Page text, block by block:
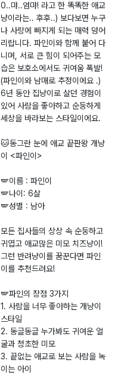
0..먀..엄먀! 라고 한 똑똑한 애교
냥이라는.. 후후..) 보다보면 누구
나 사랑에 빠지게 되는 매력 덩어
리랍니다. 파인이와 함께 붙어 다
니며, 서로 큰 힘이 되어주는 모
습은 보호소에서도 귀여움 폭발!
(파인이와 남매로 추정이에요 .)
6년 동안 집냥이로 살던 경험이
있어 사람을 좋아하고 순둥하게
세상을 바라보는 스타일이에요.
🐱동그란 눈에 애교 끝판왕 개냥
이 <파인이>
🪽이름 : 파인이
🪽나이: 6살
🪽성별 : 남아
모든 집사들의 상상 속 순둥하고
귀엽고 애교많은 미모 치즈냥이!
그런 반려냥이를 꿈꾼다면 파인
이를 추천드려요!
🪽파인의 장점 3가지
1. 사람을 너무 좋아하는 개냥이
스타일
2. 동글동글 누가봐도 귀여운 얼
굴과 청초한 미모
3. 끝없는 애교로 보는 사람을 녹
이는 아이